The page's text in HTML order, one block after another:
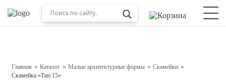
Главная Каталог Малые архитектурные формы
Скамейки
Скамейка «Тип 15»
Оставьте заявку на консультацию